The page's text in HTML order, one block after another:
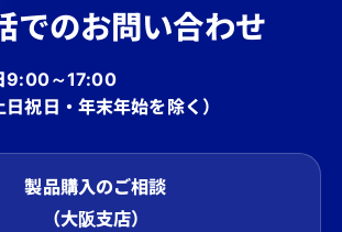
でのお問い合わせ
9:00～17:00
日祝日・年末年始を除く）
製品購入のご相談
（大阪支店）